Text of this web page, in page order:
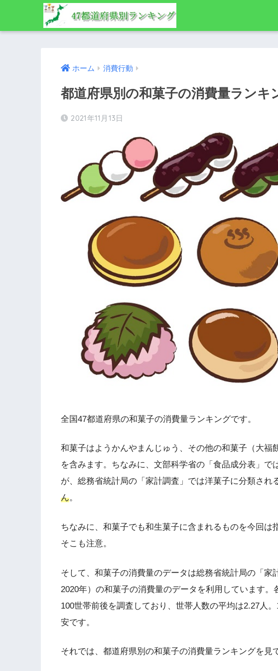
ホーム 消費行動
都道府県別の和菓子の消費量ランキ
2021年11月13日
全国47都道府県の和菓子の消費量ランキングです。
和菓子はようかんやまんじゅう、その他の和菓子（大福
を含みます。ちなみに、文部科学省の「食品成分表」で
が、総務省統計局の「家計調査」では洋菓子に分類され
ん。
ちなみに、和菓子でも和生菓子に含まれるものを今回は
そこも注意。
そして、和菓子の消費量のデータは総務省統計局の「家
2020年）の和菓子の消費量のデータを利用しています
100世帯前後を調査しており、世帯人数の平均は2.27人
安です。
それでは、都道府県別の和菓子の消費量ランキングを見